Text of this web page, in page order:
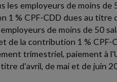
employeurs de moins de
1 % CPF-CDD dues au titre
de moins de 50
de la contribution 1 % CPF-
trimestriel, paiement à
d'avril, de mai et de juin